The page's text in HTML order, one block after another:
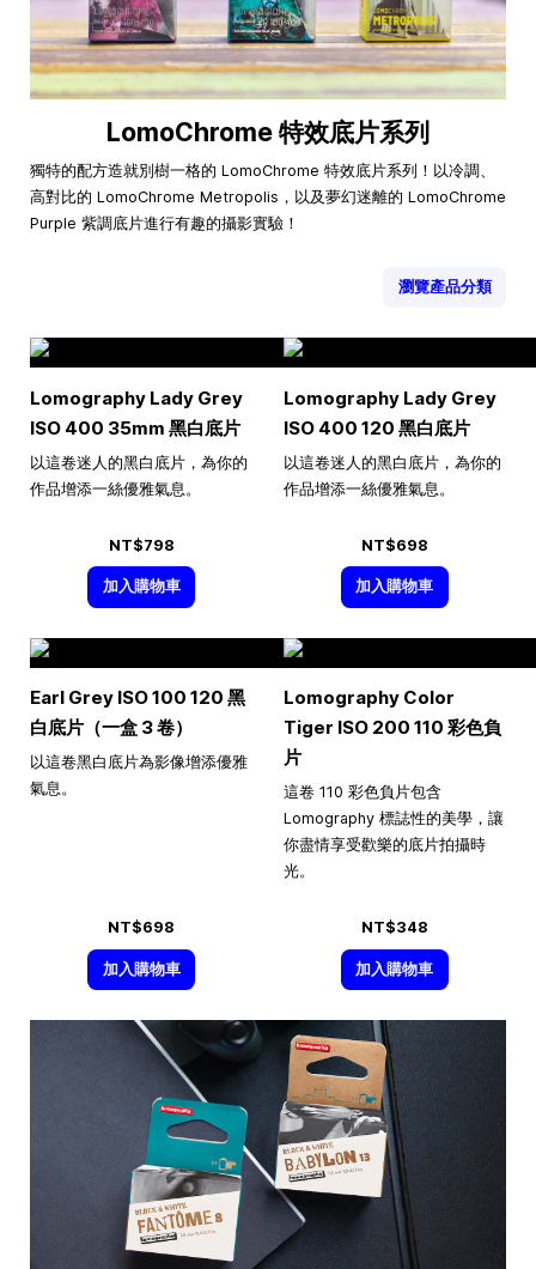
LomoChrome 特效底片系列
獨特的配方造就別樹一格的 LomoChrome 特效底片系列！以冷調、
高對比的 LomoChrome Metropolis，以及夢幻迷離的 LomoChrome
Purple 紫調底片進行有趣的攝影實驗！
瀏覽產品分類
Lomography Lady Grey
ISO 400 35mm 黑白底片
以這卷迷人的黑白底片，為你的
作品增添一絲優雅氣息。
NT$798
加入購物車
Lomography Lady Grey
ISO 400 120 黑白底片
以這卷迷人的黑白底片，為你的
作品增添一絲優雅氣息。
NT$698
加入購物車
Earl Grey ISO 100 120 黑
白底片（一盒 3 卷）
以這卷黑白底片為影像增添優雅
氣息。
NT$698
加入購物車
Lomography Color
Tiger ISO 200 110 彩色負
片
這卷 110 彩色負片包含
Lomography 標誌性的美學，讓
你盡情享受歡樂的底片拍攝時
光。
NT$348
加入購物車